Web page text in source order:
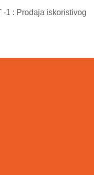
1 : Prodaja iskoristivog